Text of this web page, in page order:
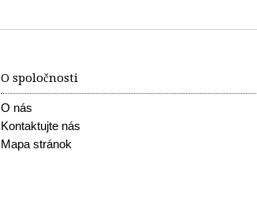
O spoločnosti
O nás
Kontaktujte nás
Mapa stránok